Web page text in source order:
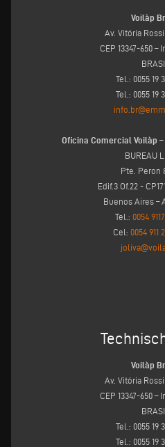
Voilàp
Av. Vitória
CEP 13347-650 –
Tel.: 0055 19
Tel.: 0055 19
Oficina Comercial Voilàp
BUREAU
Pte. Peron
Edif.3 Of.22 -
Buenos Aires –
Tel.: 0054
Cel: 0054 911
Voilàp
Av. Vitória
CEP 13347-650 –
Tel.: 0055 19
Tel.: 0055 19